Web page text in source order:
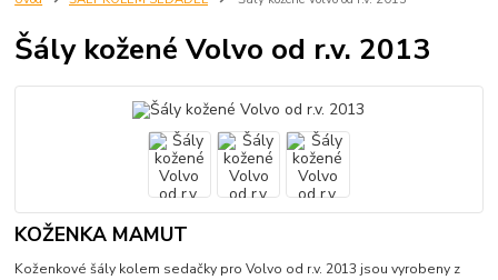
Šály kožené Volvo od r.v. 2013
KOŽENKA MAMUT
Koženkové šály kolem sedačky pro Volvo od r.v. 2013 jsou vyrobeny z